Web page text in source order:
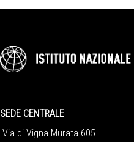
SEDE CENTRALE
Via di Vigna Murata 605